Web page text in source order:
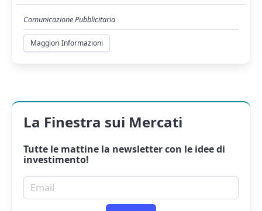
Comunicazione Pubblicitaria
Maggiori Informazioni
La Finestra sui Mercati
Tutte le mattine la newslettercon le idee di
investimento!
Email per newsletter